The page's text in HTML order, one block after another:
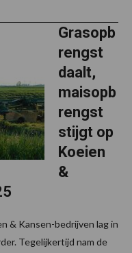
Grasopb
rengst
daalt,
maisopb
rengst
stijgt op
Koeien
&
& Kansen-bedrijven lag in
Tegelijkertijd nam de